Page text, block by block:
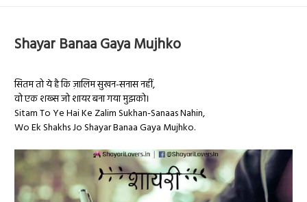
Shayar Banaa Gaya Mujhko
सितम तो ये है कि ज़ालिम सुखन-सनास नहीं,
वो एक शख्स जो शायर बना गया मुझको।
Sitam To Ye Hai Ke Zalim Sukhan-Sanaas Nahin,
Wo Ek Shakhs Jo Shayar Banaa Gaya Mujhko.